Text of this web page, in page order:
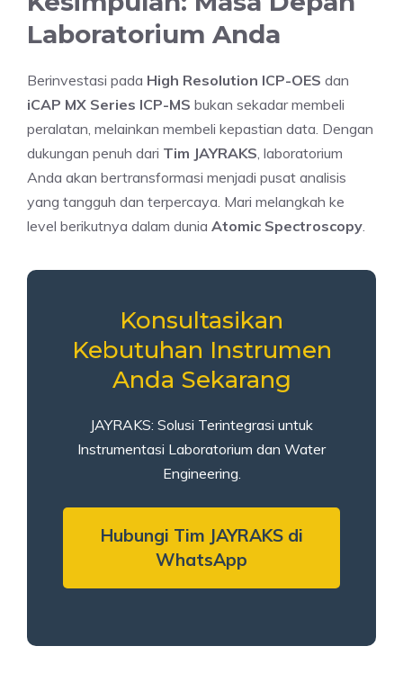
Laboratorium Anda
Berinvestasi pada High Resolution ICP-OES dan
iCAP MX Series ICP-MS bukan sekadar membeli
peralatan, melainkan membeli kepastian data. Dengan
dukungan penuh dari Tim JAYRAKS , laboratorium
Anda akan bertransformasi menjadi pusat analisis
yang tangguh dan terpercaya. Mari melangkah ke
level berikutnya dalam dunia Atomic Spectroscopy
Konsultasikan
Kebutuhan Instrumen
Anda Sekarang
JAYRAKS: Solusi Terintegrasi untuk
Instrumentasi Laboratorium dan Water
Engineering.
Hubungi Tim JAYRAKS di
WhatsApp